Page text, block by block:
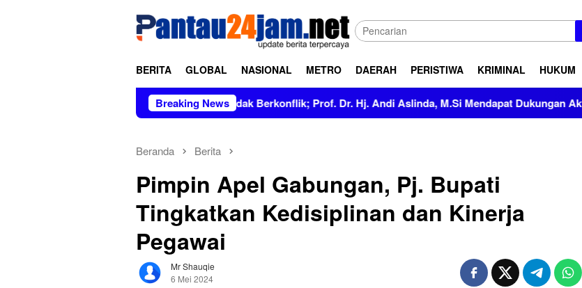
BERITA GLOBAL NASIONAL METRO DAERAH PERISTIWA KRIMINAL HUKUM
Breaking News
Dipimpin Figur Bersih dan Tidak Berkonflik; Prof. Dr. Hj. Andi Aslinda, M.Si Mendapat Dukungan Aktivis Sulsel
Beranda Berita
Pimpin Apel Gabungan, Pj. Bupati
Tingkatkan Kedisiplinan dan Kinerja
Pegawai
Mr Shauqie
6 Mei 2024